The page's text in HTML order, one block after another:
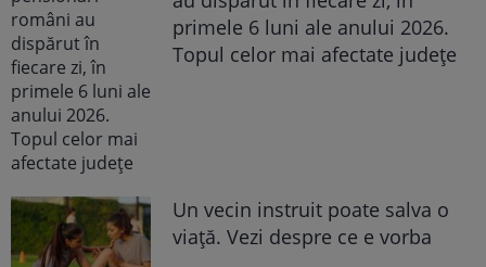
primele 6 luni ale anului 2026.
Topul celor mai afectate județe
Un vecin instruit poate salva o
viață. Vezi despre ce e vorba